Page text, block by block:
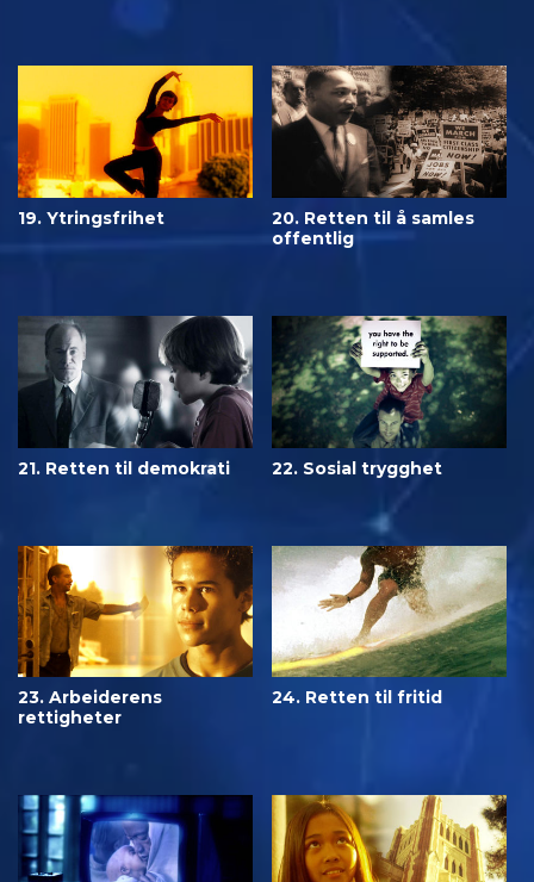
19. Ytringsfrihet
20. Retten til å samles
offentlig
21. Retten til demokrati 22. Sosial trygghet
23. Arbeiderens
rettigheter
24. Retten til fritid